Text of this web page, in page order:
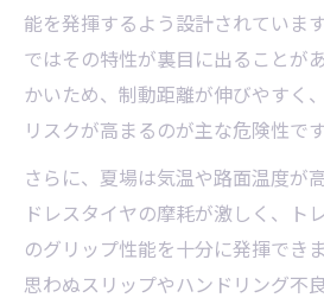
能を発揮するよう設計されていま
ではその特性が裏目に出ることが
かいため、制動距離が伸びやすく
リスクが高まるのが主な危険性です
さらに、夏場は気温や路面温度が
ドレスタイヤの摩耗が激しく、ト
のグリップ性能を十分に発揮でき
思わぬスリップやハンドリング不